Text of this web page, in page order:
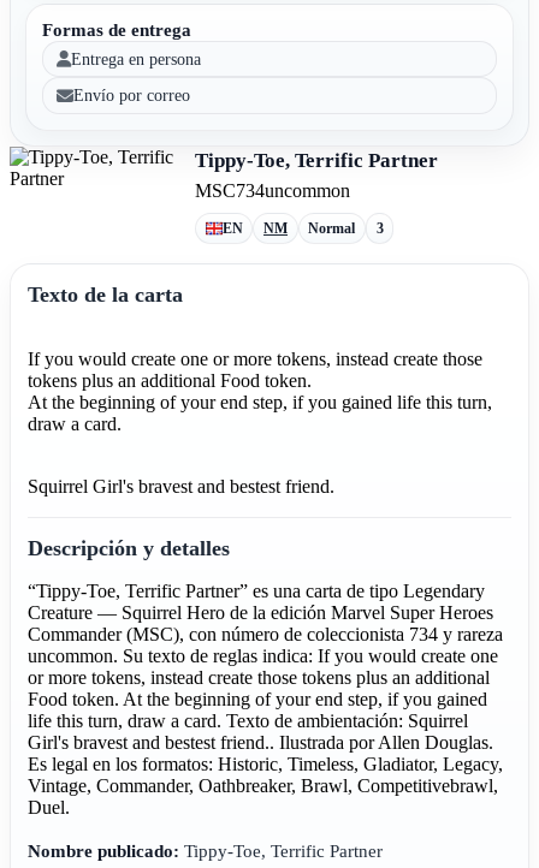
Formas de entrega
Entrega en persona
Envío por correo
Tippy-Toe, Terrific Partner
MSC734uncommon
EN NM Normal 3
Texto de la carta
If you would create one or more tokens, instead create those
tokens plus an additional Food token.
At the beginning of your end step, if you gained life this turn,
draw a card.
Squirrel Girl's bravest and bestest friend.
Descripción y detalles
“Tippy-Toe, Terrific Partner” es una carta de tipo Legendary
Creature — Squirrel Hero de la edición Marvel Super Heroes
Commander (MSC), con número de coleccionista 734 y rareza
uncommon. Su texto de reglas indica: If you would create one
or more tokens, instead create those tokens plus an additional
Food token. At the beginning of your end step, if you gained
life this turn, draw a card. Texto de ambientación: Squirrel
Girl's bravest and bestest friend.. Ilustrada por Allen Douglas.
Es legal en los formatos: Historic, Timeless, Gladiator, Legacy,
Vintage, Commander, Oathbreaker, Brawl, Competitivebrawl,
Duel.
Nombre publicado: Tippy-Toe, Terrific Partner